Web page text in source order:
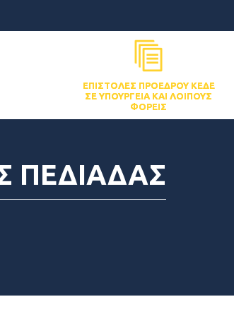
ΕΠΙΣΤΟΛΈΣ ΠΡΟΈΔΡΟΥ ΚΕΔΕ
ΣΕ ΥΠΟΥΡΓΕΊΑ ΚΑΙ ΛΟΙΠΟΎΣ
ΦΟΡΕΊΣ
ΠΕΔΙΑΔΑΣ